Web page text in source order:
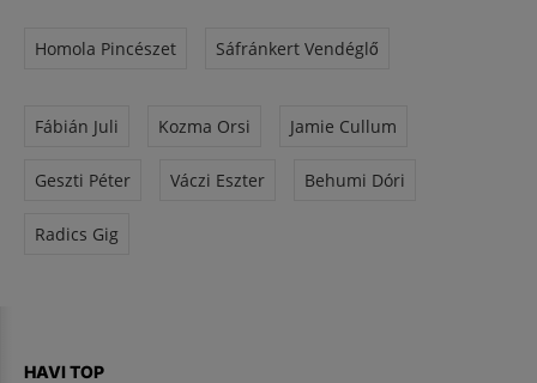
Homola Pincészet Sáfránkert Vendéglő
Fábián Juli Kozma Orsi Jamie Cullum
Geszti Péter Váczi Eszter Behumi Dóri
Radics Gig
HAVI TOP